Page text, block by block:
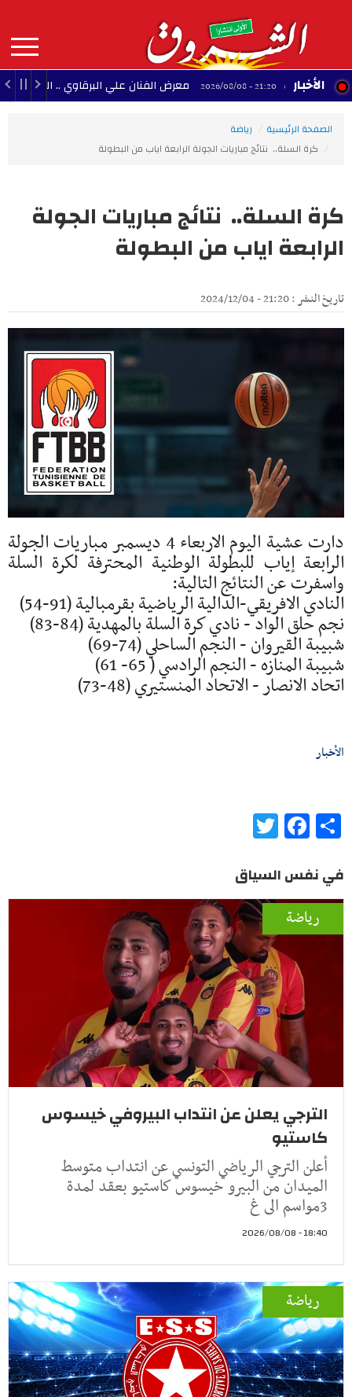
contenu
principal
MAIN
NAVIGATION الأخبار
21:20 - 2026/08/08 معرض الفنان علي البرقاوي .. المنستير بين البحر
الصفحة الرئيسية
رياضة
كرة السلة.. نتائج مباريات الجولة الرابعة اياب من البطولة
كرة السلة.. نتائج مباريات الجولة
الرابعة اياب من البطولة
تاريخ النشر : 21:20 - 2024/12/04
دارت عشية اليوم الاربعاء 4 ديسمبر مباريات الجولة
الرابعة إياب للبطولة الوطنية المحترفة لكرة السلة
واسفرت عن النتائج التالية:
النادي الافريقي-الدالية الرياضية بقرمبالية (91-54)
نجم حلق الواد - نادي كرة السلة بالمهدية (84-83)
شبيبة القيروان - النجم الساحلي (74-69)
شبيبة المنازه - النجم الرادسي ( 65- 61)
اتحاد الانصار - الاتحاد المنستيري (48-73)
الأخبار
Share
Facebook
في نفس السياق
رياضة
الترجي يعلن عن انتداب البيروفي خيسوس
كاستيو
أعلن الترجي الرياضي التونسي عن انتداب متوسط
الميدان من البيرو خيسوس كاستيو بعقد لمدة
3مواسم الى غ
18:40 - 2026/08/08
رياضة